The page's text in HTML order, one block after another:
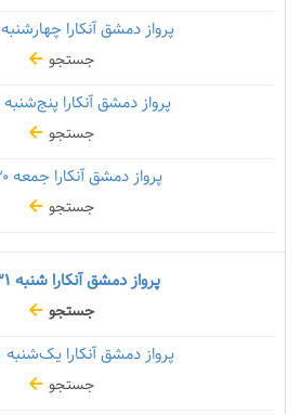
پرواز دمشق آنکارا چهارشنبه
جستجو
پرواز دمشق آنکارا پنج‌شنبه
جستجو
پرواز دمشق آنکارا جمعه۳۰ مرداد
جستجو
پرواز دمشق آنکارا شنبه
جستجو
پرواز دمشق آنکارا یک‌شنبه
جستجو